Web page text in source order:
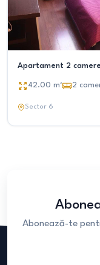
Apartament 2
42.00 m² 2
Sector 6
Abonează-te